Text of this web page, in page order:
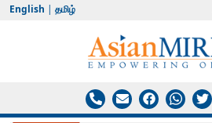
English | தமிழ்